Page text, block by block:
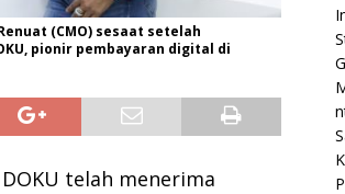
(CMO) sesaat setelah
pionir pembayaran digital di
telah menerima